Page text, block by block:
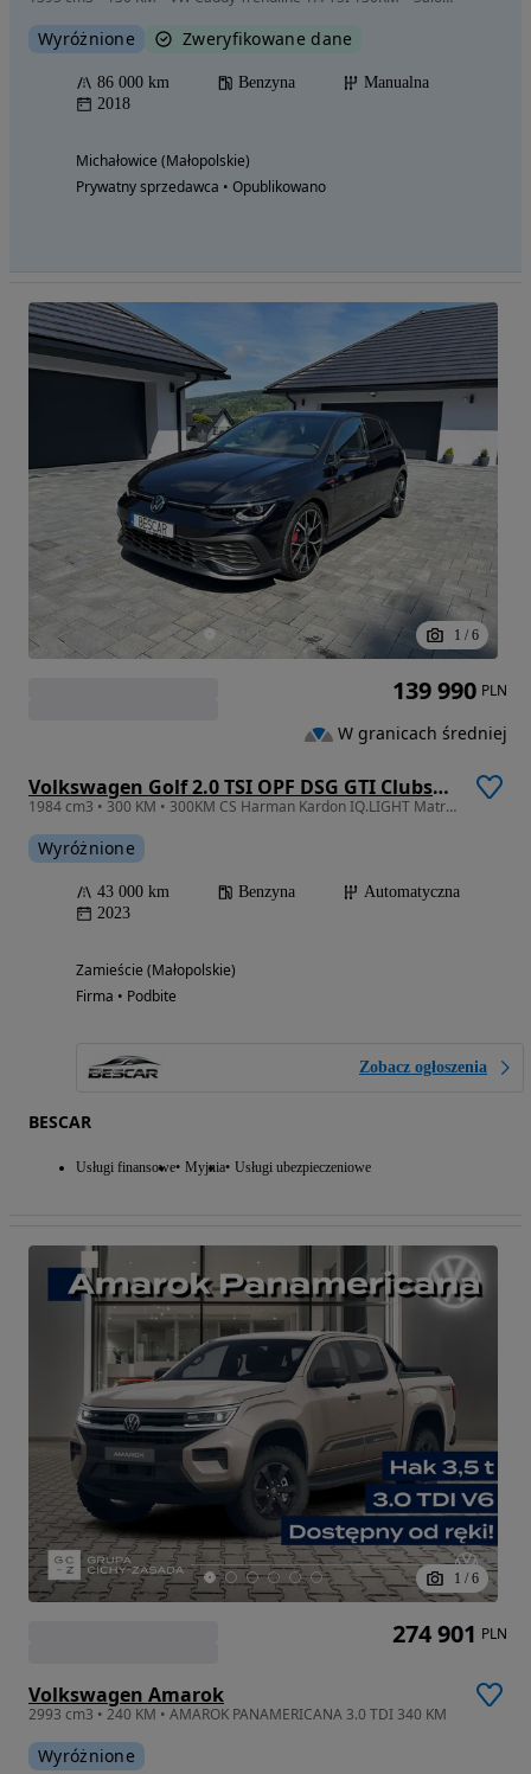
Wyróżnione Zweryfikowane dane
86 000 km Benzyna
Manualna
2018
Michałowice (Małopolskie)
Prywatny sprzedawca • Opublikowano
1 / 6
Volkswagen Golf 2.0 TSI OPF DSG GTI Clubsport
1984 cm3 • 300 KM • 300KM CS Harman Kardon IQ.LIGHT Matrix Pakiet Black Nawigacja FV23%
Wyróżnione
43 000 km Benzyna
Automatyczna
2023
Zamieście (Małopolskie)
Firma • Podbite
Zobacz ogłoszenia
BESCAR
Usługi finansowe Myjnia Usługi ubezpieczeniowe
139 990 PLN
W granicach średniej
1 / 6
Volkswagen Amarok
2993 cm3 • 240 KM • AMAROK PANAMERICANA 3.0 TDI 340 KM
Wyróżnione
274 901 PLN